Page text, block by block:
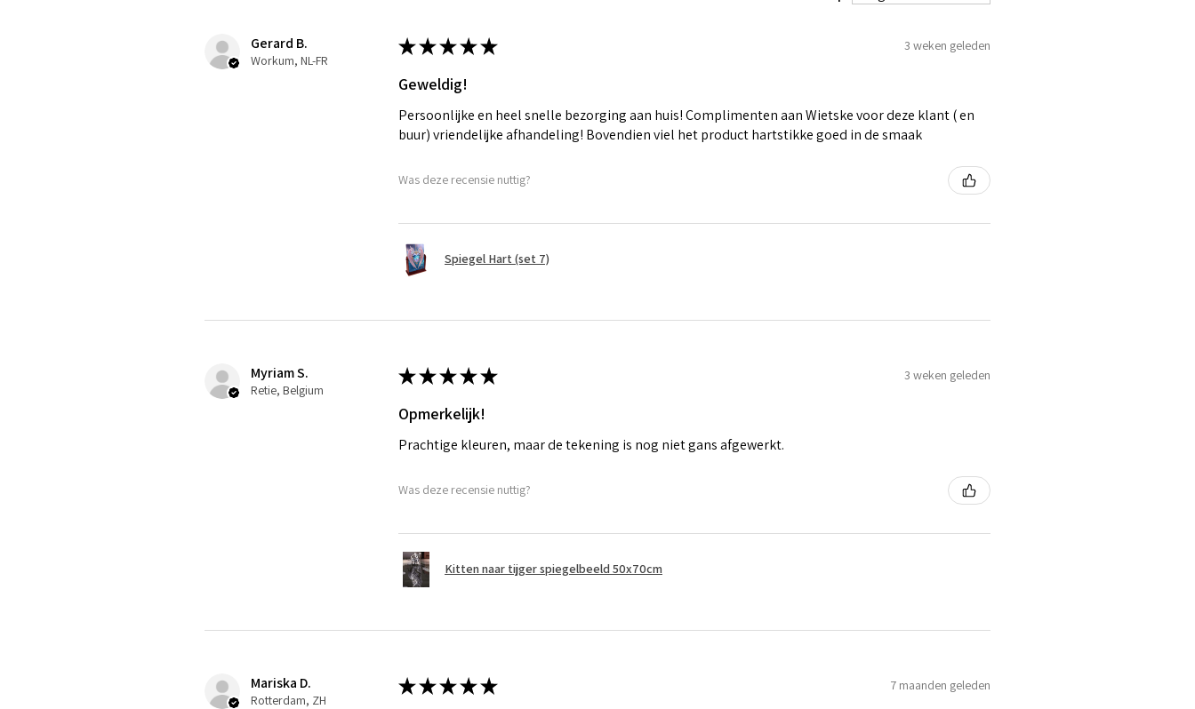
Gerard B.
Workum, NL-FR
★★★★★ 3 weken geleden
Geweldig!
Persoonlijke en heel snelle bezorging aan huis! Complimenten aan Wietske voor deze klant ( en
buur) vriendelijke afhandeling! Bovendien viel het product hartstikke goed in de smaak
Was deze recensie nuttig?
Spiegel Hart (set 7)
Myriam S.
Retie, Belgium
★★★★★ 3 weken geleden
Opmerkelijk!
Prachtige kleuren, maar de tekening is nog niet gans afgewerkt.
Was deze recensie nuttig?
Kitten naar tijger spiegelbeeld 50x70cm
Mariska D.
Rotterdam, ZH
★★★★★ 7 maanden geleden